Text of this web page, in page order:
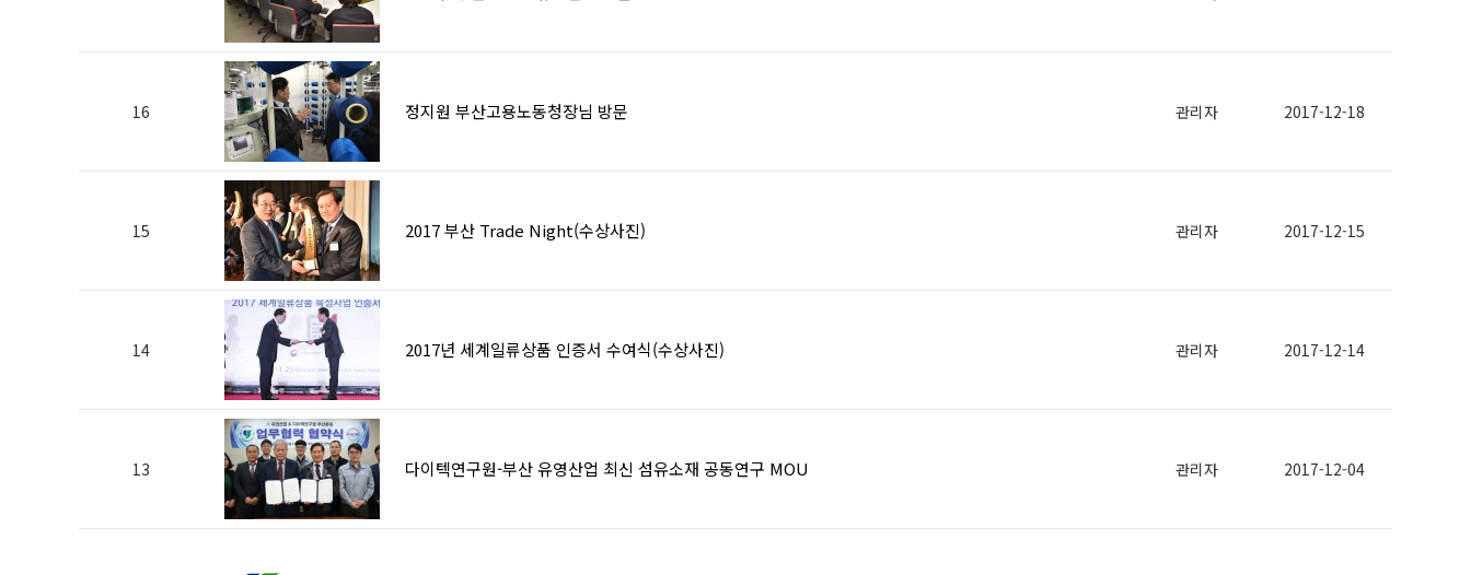
16 정지원 부산고용노동청장님 방문 관리자 2017-12-18
15 2017 부산 Trade Night(수상사진) 관리자 2017-12-15
14 2017년 세계일류상품 인증서 수여식(수상사진) 관리자 2017-12-14
13 다이텍연구원-부산 유영산업 최신 섬유소재 공동연구 MOU 관리자 2017-12-04